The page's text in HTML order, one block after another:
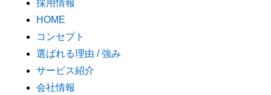
採用情報
HOME
コンセプト
選ばれる理由 / 強み
サービス紹介
会社情報